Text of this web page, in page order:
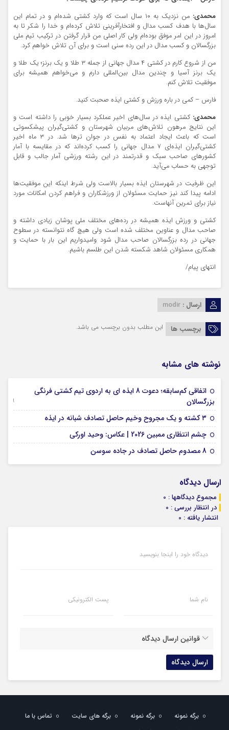
محمدی:
من نزدیک به ۱۰ سال است که وارد کشتی شده‌ام و در تمام این
سال‌ها با هدف کسب مدال و افتخارآفرینی تلاش کرده‌ام و خدا را شکر تا به
امروز در این امر موفق بوده‌ام ولی کار اصلی من قرار گرفتن در ترکیب تیم ملی
بزرگسالان و کسب مدال در این رده سنی است و برای آن تلاش خواهم کرد.
من از شروع کارم در کشتی ۴ مدال جهانی از جمله ۳ طلا و یک برنز؛ یک طلا و
یک برنز آسیا و چندین مدال بین‌المللی دارم و می‌خواهم همیشه برای
موفقیت تلاش کنم.
فارس – کمی در باره ورزش و کشتی ایذه صحبت کنید.
محمدی:کشتی ایذه در سال‌های اخیر عملکرد بسیار خوبی را داشته است و
این نتایج مرهون تلاش‌های مربیان شهرستان و کشتی‌گیران پیشکسوتی
است که باعث ایجاد اعتماد به نفس در جوان تر‌ها شد. در ۳ ماه اخیر
کشتی‌گیران ایذه‌ای ۷ مدال جهانی را کسب کرده‌اند که در مقایسه با آمار
کشور‌های صاحب سبک و قدرتمند در این رشته ورزشی آمار جالب و قابل
توجهی به حساب می‌آید.
این ظرفیت در شهرستان ایذه بسیار بالاست ولی شرط اینکه این موفقیت‌ها
ادامه پیدا کند نیز حمایت مسئولان از ورزشکاران و فراهم کردن امکانات مورد
نیاز برای تمرین آنهاست.
کشتی و ورزش ایذه همیشه در رده‌های مختلف ملی پوشان زیادی داشته و
صاحب مدال و عناوین مختلف شده است ولی هیچ گاه نتوانسته در سطوح
جهانی در رده بزرگسالان صاحب مدال شود و‌امیدواریم این بار با حمایت و
همکاری مسئولان شاهد شکسته شدن این طلسم باشیم.
انتهای پیام/
ارسال : modir
برچسب ها این مطلب بدون برچسب می باشد.
نوشته های مشابه
اتفاقی کم‌سابقه؛ دعوت 8 ایذه ای به اردوی تیم کشتی فرنگی
بزرگسالان
09 جولای 2026
۳ کشته و یک مجروح وخیم حاصل تصادف شبانه در ایذه
چشم انتظاری ممبین 2026 | عکاس: وحید اورکی
8 مصدوم حاصل تصادف در جاده سوسن
ارسال دیدگاه
مجموع دیدگاهها : 0
در انتظار بررسی : 0
انتشار یافته : 0
دیدگاه خود را اینجا بنویسید
نام شما پست الکترونیکی
قوانین ارسال دیدگاه
برگه نمونه برگه نمونه برگه های سایت
تماس با ما